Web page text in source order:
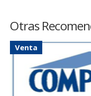
Otras
Venta